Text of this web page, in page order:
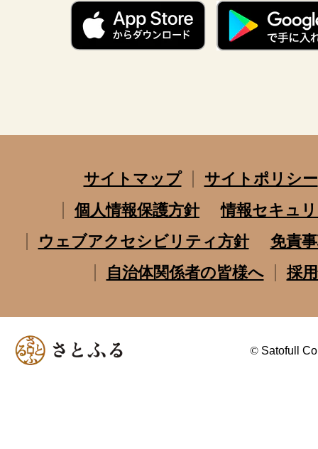
サイトマップ
サイトポリシー
個人情報保護方針
情報セキュ
ウェブアクセシビリティ方針
免責
自治体関係者の皆様へ
採
© Satofull